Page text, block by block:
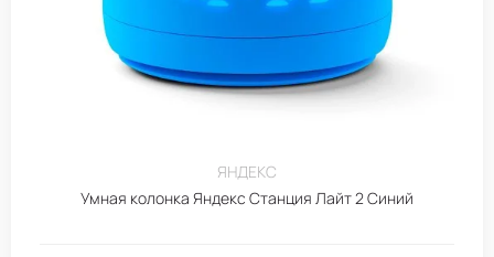
ЯНДЕКС
Умная колонка Яндекс Станция Лайт 2 Синий